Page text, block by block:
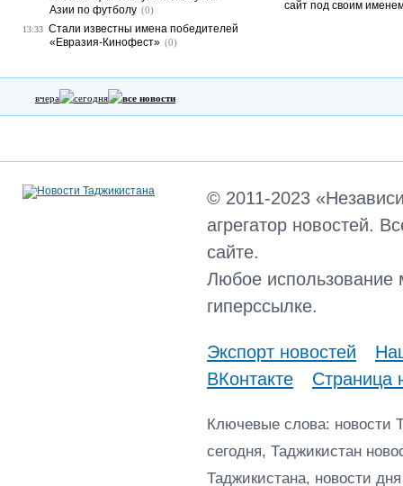
сайт под своим
Азии по футболу (0)
13:33 Стали известны имена победителей
«Евразия-Кинофест» (0)
вчера сегодня все новости
© 2011-2023
агрегатор новостей.
сайте.
Любое использование
гиперссылке.
Экспорт новостей
ВКонтакте
Страница
Ключевые слова: новости
сегодня, Таджикистан
Таджикистана, новости